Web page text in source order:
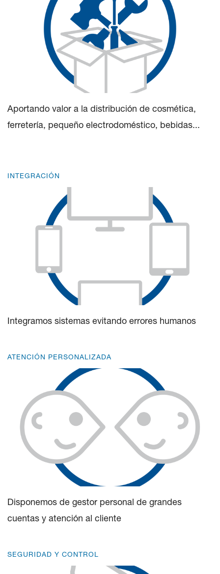
Aportando valor a la distribución de cosmética,
ferretería, pequeño electrodoméstico, bebidas...
INTEGRACIÓN
Integramos sistemas evitando errores humanos
ATENCIÓN PERSONALIZADA
Disponemos de gestor personal de grandes
cuentas y atención al cliente
SEGURIDAD Y CONTROL